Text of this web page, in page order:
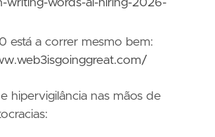
writing-words-ai-hiring-2026-
está a correr mesmo bem:
hipervigilância nas mãos de